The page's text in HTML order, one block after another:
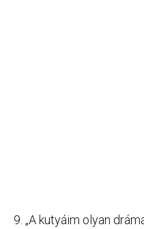
9. „A kutyáim olyan